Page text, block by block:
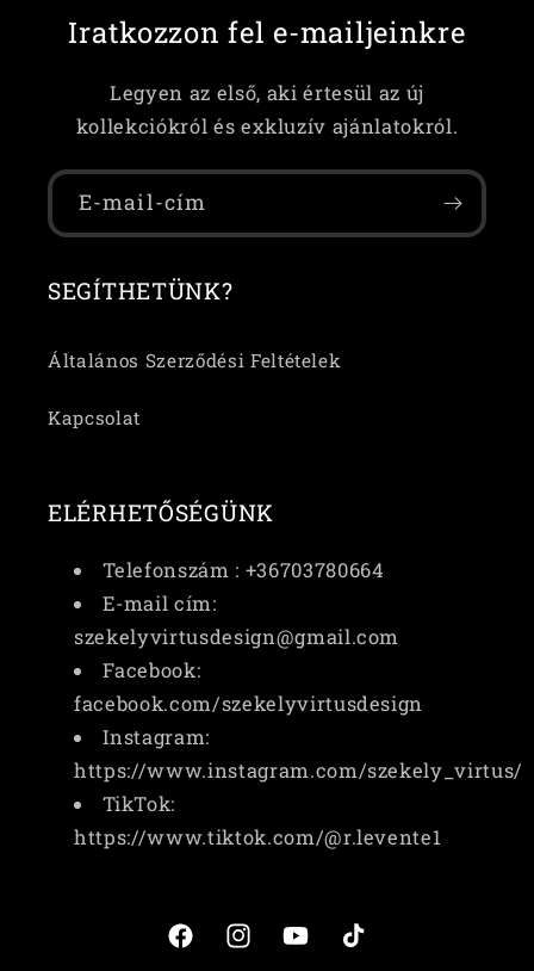
Iratkozzon fel e-mailjeinkre
Legyen az első, aki értesül az új
kollekciókról és exkluzív ajánlatokról.
E-mail-cím
SEGÍTHETÜNK?
Általános Szerződési Feltételek
Kapcsolat
ELÉRHETŐSÉGÜNK
Telefonszám : +36703780664
E-mail cím:
szekelyvirtusdesign@gmail.com
Facebook:
facebook.com/szekelyvirtusdesign
Instagram:
https://www.instagram.com/szekely_virtus/
TikTok:
https://www.tiktok.com/@r.levente1
FacebookInstagramYouTubeTikTok